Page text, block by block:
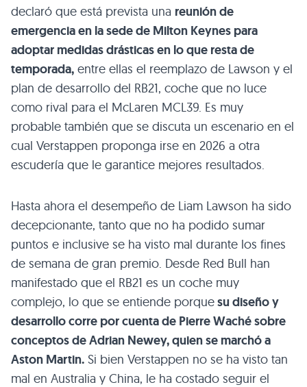
declaró que está prevista una reunión de
emergencia en la sede de Milton Keynes para
adoptar medidas drásticas en lo que resta de
temporada, entre ellas el reemplazo de Lawson y el
plan de desarrollo del RB21, coche que no luce
como rival para el McLaren MCL39. Es muy
probable también que se discuta un escenario en el
cual Verstappen proponga irse en 2026 a otra
escudería que le garantice mejores resultados.
Hasta ahora el desempeño de Liam Lawson ha sido
decepcionante, tanto que no ha podido sumar
puntos e inclusive se ha visto mal durante los fines
de semana de gran premio. Desde Red Bull han
manifestado que el RB21 es un coche muy
complejo, lo que se entiende porquesu diseño y
desarrollo corre por cuenta de Pierre Waché sobre
conceptos de Adrian Newey, quien se marchó a
Aston Martin. Si bien Verstappen no se ha visto tan
mal en Australia y China, le ha costado seguir el